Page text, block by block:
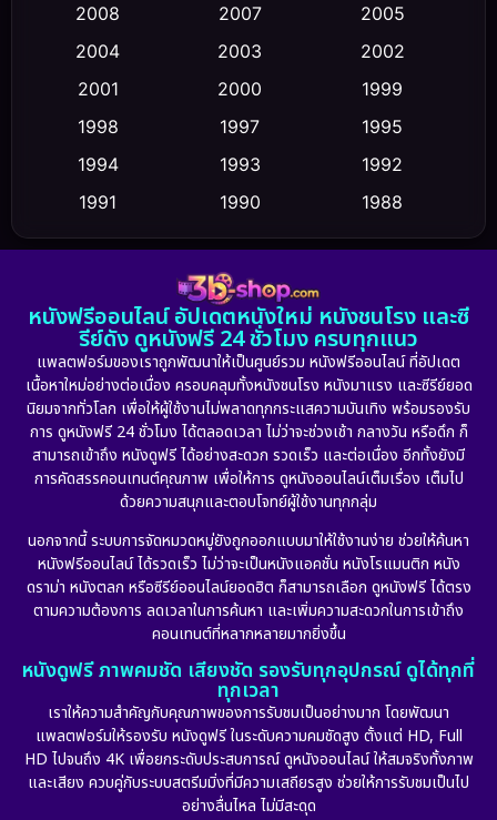
Conspiracy
Crime อาชญากรรม (359)
Culture (23)
Dance เต้น
Detective สืบสวน (5)
Detective สืบสวน (56)
Disaster (11)
Disney+ (24)
Drama ดราม่า (914)
Dystopian (17)
Emotional (101)
Epic มหากาพย์ (17)
Erotic (18)
2008
2007
2005
2004
2003
2002
2001
2000
1999
1998
1997
1995
1994
1993
1992
1991
1990
1988
1986
1985
1983
1981
1974
1971 1962
หนังฟรีออนไลน์ อัปเดตหนังใหม่ หนังชนโรง และซี
รีย์ดัง ดูหนังฟรี 24 ชั่วโมง ครบทุกแนว
แพลตฟอร์มของเราถูกพัฒนาให้เป็นศูนย์รวม หนังฟรีออนไลน์ ที่อัปเดต
เนื้อหาใหม่อย่างต่อเนื่อง ครอบคลุมทั้งหนังชนโรง หนังมาแรง และซีรีย์ยอด
นิยมจากทั่วโลก เพื่อให้ผู้ใช้งานไม่พลาดทุกกระแสความบันเทิง พร้อมรองรับ
การ ดูหนังฟรี 24 ชั่วโมง ได้ตลอดเวลา ไม่ว่าจะช่วงเช้า กลางวัน หรือดึก ก็
สามารถเข้าถึง หนังดูฟรี ได้อย่างสะดวก รวดเร็ว และต่อเนื่อง อีกทั้งยังมี
การคัดสรรคอนเทนต์คุณภาพ เพื่อให้การ ดูหนังออนไลน์เต็มเรื่อง เต็มไป
ด้วยความสนุกและตอบโจทย์ผู้ใช้งานทุกกลุ่ม
นอกจากนี้ ระบบการจัดหมวดหมู่ยังถูกออกแบบมาให้ใช้งานง่าย ช่วยให้ค้นหา
หนังฟรีออนไลน์ ได้รวดเร็ว ไม่ว่าจะเป็นหนังแอคชั่น หนังโรแมนติก หนัง
ดราม่า หนังตลก หรือซีรีย์ออนไลน์ยอดฮิต ก็สามารถเลือก ดูหนังฟรี ได้ตรง
ตามความต้องการ ลดเวลาในการค้นหา และเพิ่มความสะดวกในการเข้าถึง
คอนเทนต์ที่หลากหลายมากยิ่งขึ้น
หนังดูฟรี ภาพคมชัด เสียงชัด รองรับทุกอุปกรณ์ ดูได้ทุกที่
ทุกเวลา
เราให้ความสำคัญกับคุณภาพของการรับชมเป็นอย่างมาก โดยพัฒนา
แพลตฟอร์มให้รองรับ หนังดูฟรี ในระดับความคมชัดสูง ตั้งแต่ HD, Full
HD ไปจนถึง 4K เพื่อยกระดับประสบการณ์ ดูหนังออนไลน์ ให้สมจริงทั้งภาพ
และเสียง ควบคู่กับระบบสตรีมมิ่งที่มีความเสถียรสูง ช่วยให้การรับชมเป็นไป
อย่างลื่นไหล ไม่มีสะดุด